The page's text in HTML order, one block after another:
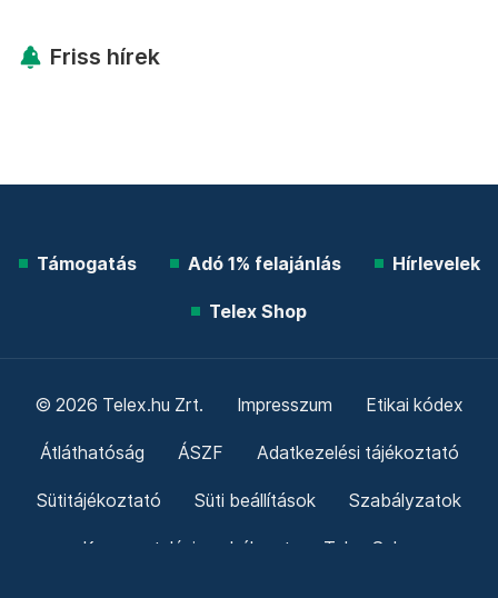
Friss hírek
Támogatás Adó 1% felajánlás Hírlevelek
Telex Shop
© 2026 Telex.hu Zrt. Impresszum Etikai kódex
Átláthatóság ÁSZF Adatkezelési tájékoztató
Sütitájékoztató Süti beállítások Szabályzatok
Kommentelési szabályzat Telex Sales